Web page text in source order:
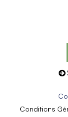
Conditions